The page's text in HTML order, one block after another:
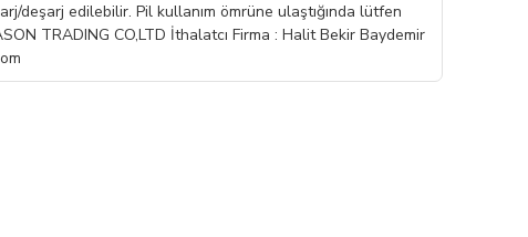
edilebilir. Pil kullanım ömrüne ulaştığında lütfen
TRADING CO,LTD İthalatcı Firma : Halit Bekir Baydemir